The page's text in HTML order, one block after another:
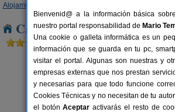
Alojamientos
Casas Rurales cerca de
Bienvenid@ a la información básica
nuestro portal responsabilidad de Mario
Una cookie o galleta informática es un
información que se guarda en tu pc,
visitar el portal. Algunas son nuestras y
empresas externas que nos prestan
y necesarias para que todo funcione
Cookies Técnicas y no necesitan de tu
el botónAceptar activarás el resto de